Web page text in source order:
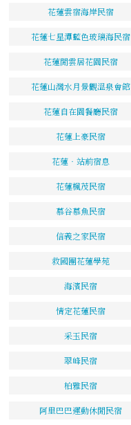
花蓮雲宿海岸民宿
花蓮七星潭藍色玻璃海民宿
花蓮閒雲居花園民宿
花蓮山灣水月景觀溫泉會館
花蓮自在園餐廳民宿
花蓮上豪民宿
花蓮‧站前宿息
花蓮楓茂民宿
慕谷慕魚民宿
信義之家民宿
救國團花蓮學苑
海濱民宿
情定花蓮民宿
采玉民宿
翠峰民宿
柏雅民宿
阿里巴巴運動休閒民宿